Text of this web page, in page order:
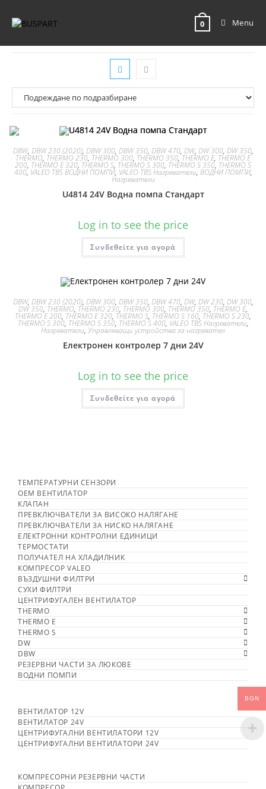
0 Menu
DBW, DBW 230 (2020), DBW 300, DBW 350, DBW 470, DW, DW 300, DW 350,
THERMO, THERMO 230, THERMO 300, THERMO 350,THERMO E, THERMO E
200, THERMO E 320, THERMO S, THERMO S 300, THERMO S 350, THERMO S
400, VALEO TBS ВОДНИ ПОМПИ, VALEO TBS Нагреватели, ВОДНИ ПОМПИ,
Нагреватели
U4814 24V Водна помпа Стандарт
Log in to see the price
Συνδεθείτε για αγορά
DBW, DBW 230 (2020), DBW 300, DBW 350, DBW 470, DW, DW 230, DW 300,
DW 350, THERMO, THERMO 230, THERMO 300, THERMO 350, THERMO E,
THERMO E 200, THERMO E 320, THERMO S, THERMO S 160, THERMO S 230,
THERMO S 300, THERMO S 350, THERMO S 400, VALEO TBS Нагреватели,
Нагреватели, Управляващи устройства за нагревател
Електронен контролер 7 дни 24V
Log in to see the price
Συνδεθείτε για αγορά
ТЕМПЕРАТУРНИ СЕНЗОРИ
OEM ВЕНТИЛАТОР
КЛАПАН
ПРЕВКЛЮЧВАТЕЛИ ЗА ВИСОКО НАЛЯГАНЕ
ПРЕВКЛЮЧВАТЕЛИ ЗА НИСКО НАЛЯГАНЕ
ЕЛЕКТРОННИ КОНТРОЛНИ ЕДИНИЦИ
ТЕРМОСТАТИ
ПОЛУЧАТЕЛ НА ХЛАДИЛНИК
КОМПРЕСОР VALEO
ВЪЗДУШНИ ФИЛТРИ
СУХИ ФИЛТРИ
ЦЕНТРИФУГАЛЕН ВЕНТИЛАТОР
THERMO
THERMO E
THERMO S
DW
DBW
РЕЗЕРВНИ ЧАСТИ ЗА ЛЮКОВЕ
ВОДНИ ПОМПИ
ВЕНТИЛАТОР 12V
ВЕНТИЛАТОР 24V
ЦЕНТРИФУГАЛНИ ВЕНТИЛАТОРИ 12V
ЦЕНТРИФУГАЛНИ ВЕНТИЛАТОРИ 24V
КОМПРЕСОРНИ РЕЗЕРВНИ ЧАСТИ
BGN